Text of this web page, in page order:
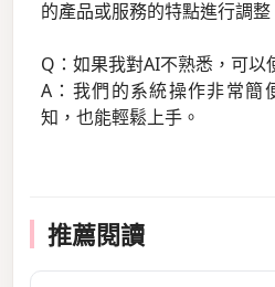
的產品或服務的特點進行調整
Q：如果我對AI不熟悉，可以
A：我們的系統操作非常簡
知，也能輕鬆上手。
推薦閱讀